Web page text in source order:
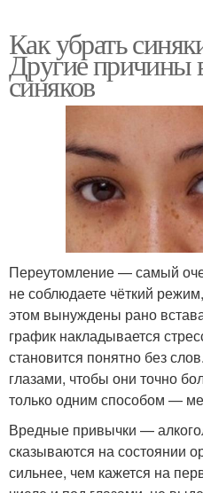
Как убрать
Другие причины
синяков
Переутомление — самый
не соблюдаете чёткий
этом вынуждены рано
график накладывается
становится понятно без
глазами, чтобы они точно
только одним способом —
Вредные привычки —
сказываются на состоянии
сильнее, чем кажется на